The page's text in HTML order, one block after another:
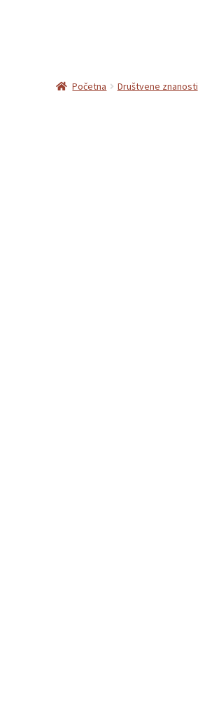
Početna Društvene znanosti